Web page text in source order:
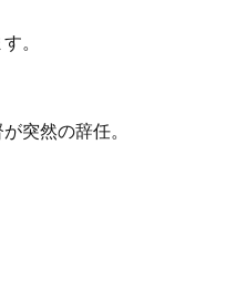
。
突然の辞任。